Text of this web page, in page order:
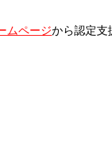
ムページから認定支